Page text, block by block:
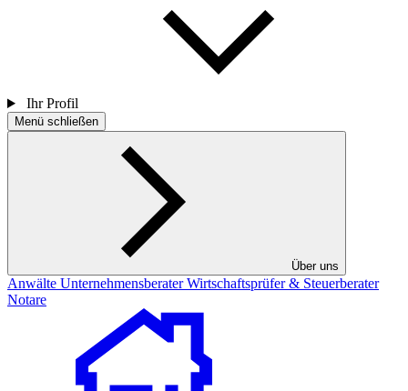
Ihr Profil
Menü schließen
Über uns
Anwälte UnternehmensberaterWirtschaftsprüfer & Steuerberater
Notare